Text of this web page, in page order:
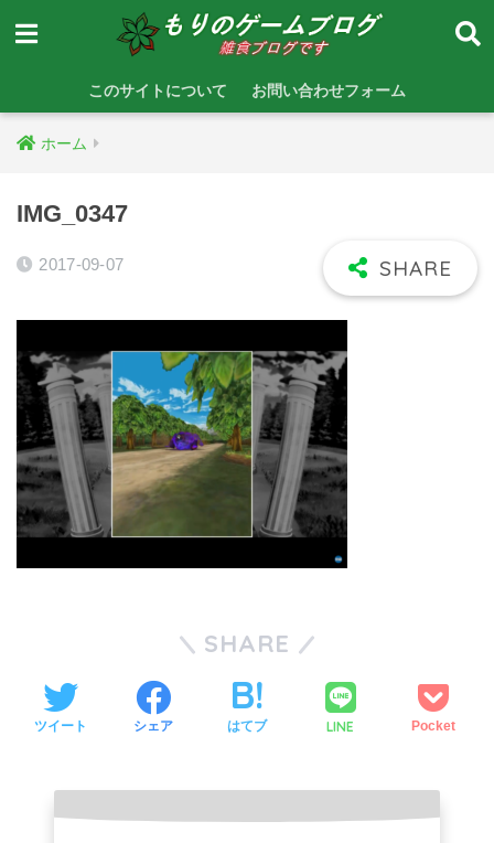
このサイトについて お問い合わせフォーム
ホーム
IMG_0347
2017-09-07
SHARE
ツイート シェア はてブ LINE Pocket